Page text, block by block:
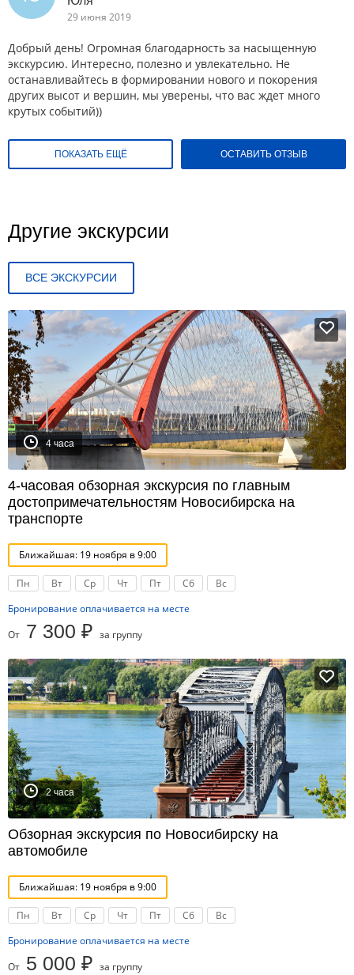
29 июня 2019
Добрый день! Огромная благодарность за насыщенную
экскурсию. Интересно, полезно и увлекательно. Не
останавливайтесь в формировании нового и покорения
других высот и вершин, мы уверены, что вас ждет много
крутых событий))
ПОКАЗАТЬ ЕЩЁ ОСТАВИТЬ ОТЗЫВ
Другие экскурсии
ВСЕ ЭКСКУРСИИ
4 часа
4-часовая обзорная экскурсия по главным
достопримечательностям Новосибирска на
транспорте
Ближайшая: 19 ноября в 9:00
Пн Вт Ср Чт Пт Сб
Вс
Бронирование оплачивается на месте
От 7 300 ₽ за группу
2 часа
Обзорная экскурсия по Новосибирску на
автомобиле
Ближайшая: 19 ноября в 9:00
Пн Вт Ср Чт Пт Сб
Вс
Бронирование оплачивается на месте
От 5 000 ₽ за группу